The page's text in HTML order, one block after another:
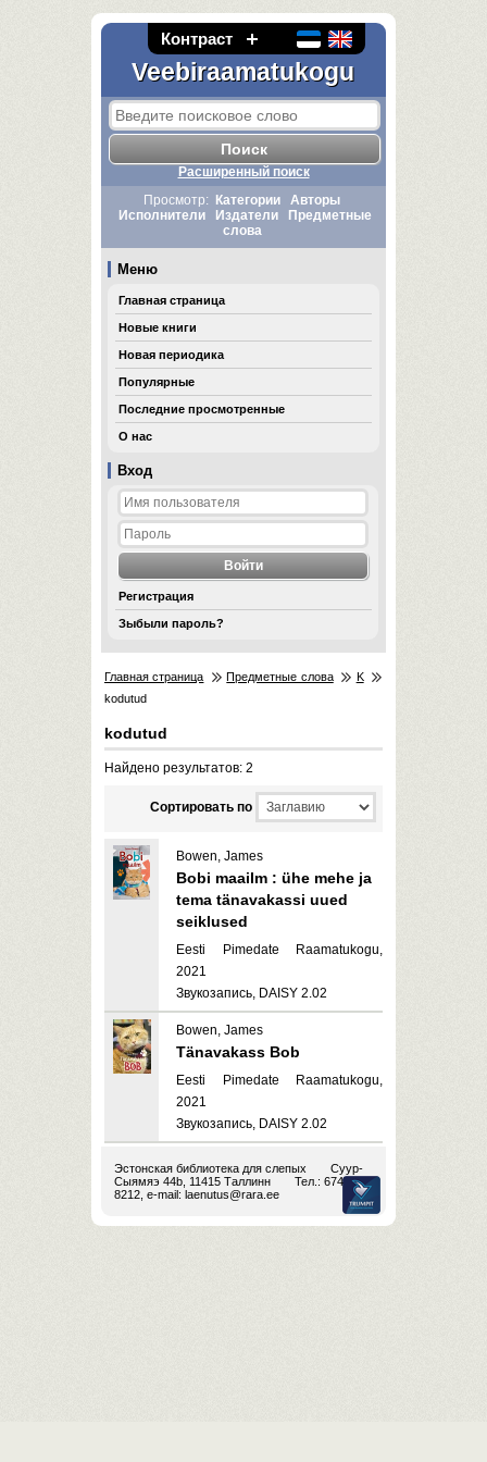
Контраст
Veebiraamatukogu
Вход
Регистрация
Зыбыли пароль?
Расширенный поиск
Просмотр:
Категории
Авторы
Исполнители
Издатели
Предметные
слова
Меню
Главная страница
Новые книги
Новая периодика
Популярные
Последние просмотренные
О нас
Главная страница Предметные слова
K
kodutud
kodutud
Найдено результатов: 2
Cортировать по
Bowen, James
Bobi maailm : ühe mehe ja
tema tänavakassi uued
seiklused
Eesti Pimedate Raamatukogu,
2021
Звукозапись, DAISY 2.02
Bowen, James
Tänavakass Bob
Eesti Pimedate Raamatukogu,
2021
Звукозапись, DAISY 2.02
Эстонская библиотека для слепых
Суур-
Сыямяэ 44b, 11415 Таллинн
Тел.: 674
8212, e-mail: laenutus@rara.ee